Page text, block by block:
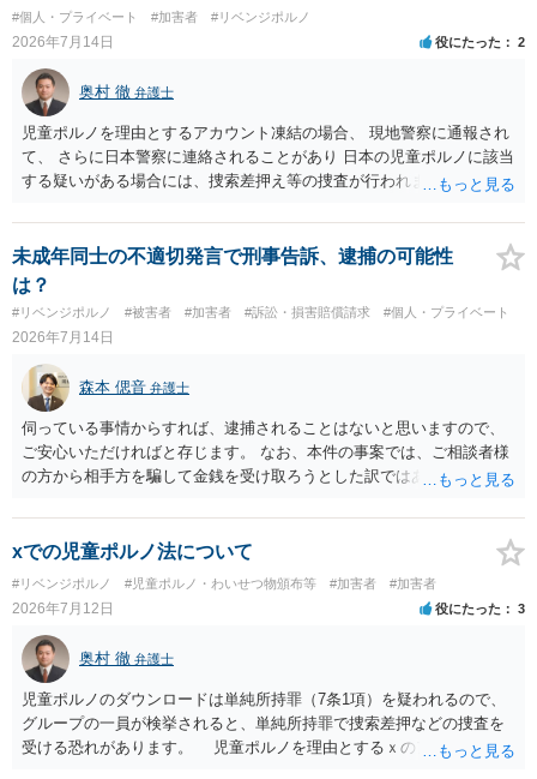
#個人・プライベート #加害者 #リベンジポルノ
2026年7月14日 役にたった 2
奥村 徹 弁護士
児童ポルノを理由とするアカウント凍結の場合、 現地警察に通報され
て、 さらに日本警察に連絡されることがあり 日本の児童ポルノに該当
する疑いがある場合には、捜索差押え等の捜査が行われます。 実際に
ください。
未成年同士の不適切発言で刑事告訴、逮捕の可能性
は？
#リベンジポルノ #被害者 #加害者 #訴訟・損害賠償請求 #個人・プライベート
2026年7月14日
森本 偲音 弁護士
伺っている事情からすれば、逮捕されることはないと思いますので、
ご安心いただければと存じます。 なお、本件の事案では、ご相談者様
の方から相手方を騙して金銭を受け取ろうとした訳ではありませんの
xでの児童ポルノ法について
#リベンジポルノ #児童ポルノ・わいせつ物頒布等 #加害者 #加害者
2026年7月12日 役にたった 3
奥村 徹 弁護士
児童ポルノのダウンロードは単純所持罪（7条1項）を疑われるので、
グループの一員が検挙されると、単純所持罪で捜索差押などの捜査を
受ける恐れがあります。 児童ポルノを理由とするｘのアカウント凍